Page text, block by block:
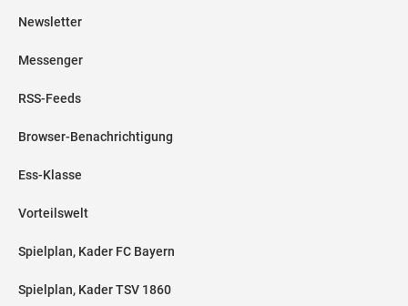
Newsletter
Messenger
RSS-Feeds
Browser-Benachrichtigung
Ess-Klasse
Vorteilswelt
Spielplan, Kader FC Bayern
Spielplan, Kader TSV 1860